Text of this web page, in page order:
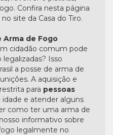
Confira nesta página
site da Casa do Tiro.
Arma de Fogo
cidadão comum pode
Isso
a posse de arma de
A aquisição e
para pessoas
idade e atender alguns
como ter uma arma de
informativo sobre
legalmente no